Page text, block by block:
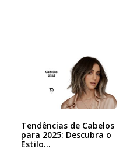
Tendências de Cabelos
para 2025: Descubra o
Estilo…